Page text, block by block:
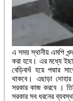
এ সময় স্থানীয় এমপি
করা হবে। এর মধ্যে
বেড়িবাধঁ হয়ে পদ্মার
থাকবে। এছাড়া দোহার
সরকার কাজ করবে ।
সরকার সব ধরনের